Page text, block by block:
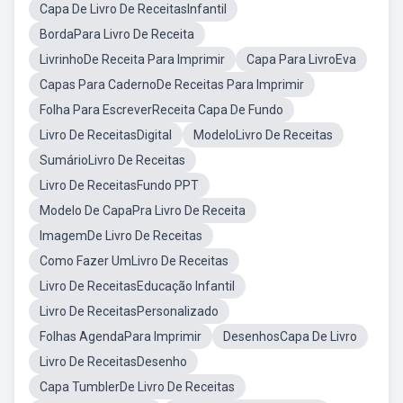
Capa De Livro De ReceitasInfantil
BordaPara Livro De Receita
LivrinhoDe Receita Para Imprimir
Capa Para LivroEva
Capas Para CadernoDe Receitas Para Imprimir
Folha Para EscreverReceita Capa De Fundo
Livro De ReceitasDigital
ModeloLivro De Receitas
SumárioLivro De Receitas
Livro De ReceitasFundo PPT
Modelo De CapaPra Livro De Receita
ImagemDe Livro De Receitas
Como Fazer UmLivro De Receitas
Livro De ReceitasEducação Infantil
Livro De ReceitasPersonalizado
Folhas AgendaPara Imprimir
DesenhosCapa De Livro
Livro De ReceitasDesenho
Capa TumblerDe Livro De Receitas